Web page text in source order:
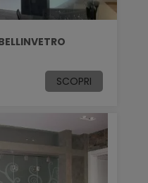
SCOPRI